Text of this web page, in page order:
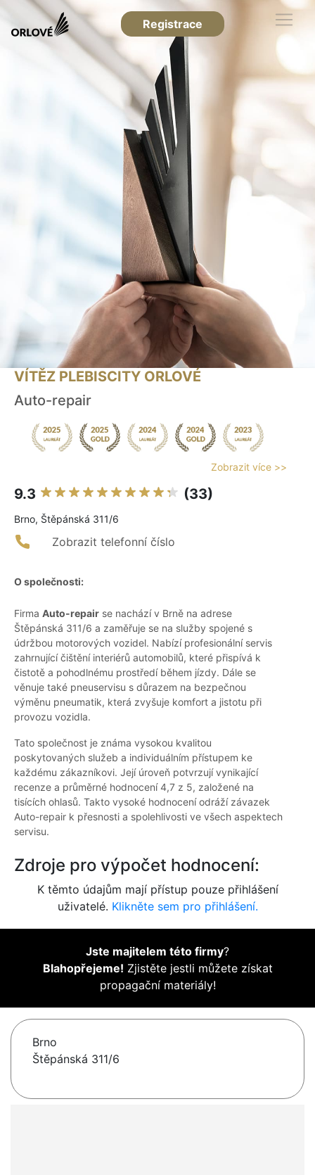
Registrace
VÍTĚZ PLEBISCITY ORLOVÉ
Auto-repair
Zobrazit více >>
9.3 (33)
Brno, Štěpánská 311/6
Zobrazit telefonní číslo
O společnosti:
Firma Auto-repair se nachází v Brně na adrese
Štěpánská 311/6 a zaměřuje se na služby spojené s
údržbou motorových vozidel. Nabízí profesionální servis
zahrnující čištění interiérů automobilů, které přispívá k
čistotě a pohodlnému prostředí během jízdy. Dále se
věnuje také pneuservisu s důrazem na bezpečnou
výměnu pneumatik, která zvyšuje komfort a jistotu při
provozu vozidla.
Tato společnost je známa vysokou kvalitou
poskytovaných služeb a individuálním přístupem ke
každému zákazníkovi. Její úroveň potvrzují vynikající
recenze a průměrné hodnocení 4,7 z 5, založené na
tisících ohlasů. Takto vysoké hodnocení odráží závazek
Auto-repair k přesnosti a spolehlivosti ve všech aspektech
servisu.
Zdroje pro výpočet hodnocení:
K těmto údajům mají přístup pouze přihlášení
uživatelé. Klikněte sem pro přihlášení.
Jste majitelem této firmy?
Blahopřejeme! Zjistěte jestli můžete získat
propagační materiály!
Brno
Štěpánská 311/6